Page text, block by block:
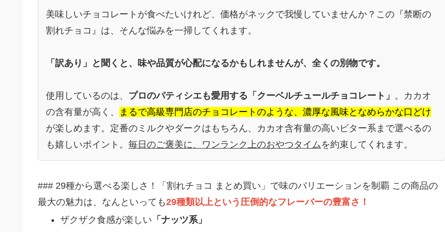
美味しいチョコレートが食べたいけれど、価格がネックで我慢していませんか？この『禁断の
割れチョコ』は、そんな悩みを一掃してくれます。
「訳あり」と聞くと、味や品質が心配になるかもしれませんが、全くの別物です。
使用しているのは、 プロのパティシエも愛用する「クーベルチュールチョコレート」 。カカオ
の含有量が高く、
まるで高級専門店のチョコレートのような、濃厚な風味となめらかな口どけ
が楽しめます。定番のミルクやダークはもちろん、カカオ含有量の高いビター系まで選べるの
も嬉しいポイント。 毎日のご褒美に、ワンランク上のおやつタイムを約束してくれます。
### 29種から選べる楽しさ！「割れチョコ まとめ買い」で味のバリエーションを制覇 この商品の
最大の魅力は、なんといっても29種類以上という圧倒的なフレーバーの豊富さ！
ザクザク食感が楽しい 「ナッツ系」